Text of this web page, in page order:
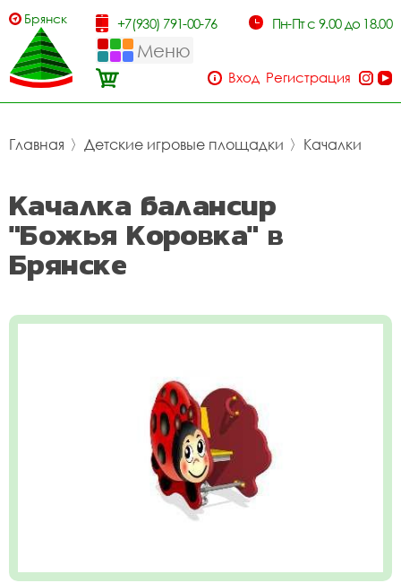
Брянск +7(930) 791-00-76 Пн-Пт с 9.00 до 18.00
Меню
Вход Регистрация
Главная 〉 Детские игровые площадки 〉 Качалки
Качалка балансир
"Божья Коровка" в
Брянске